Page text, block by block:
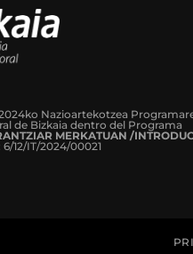
Nazioartekotzea
de Bizkaia dentro del Programa
MERKATUAN /
12/IT/2024/00021